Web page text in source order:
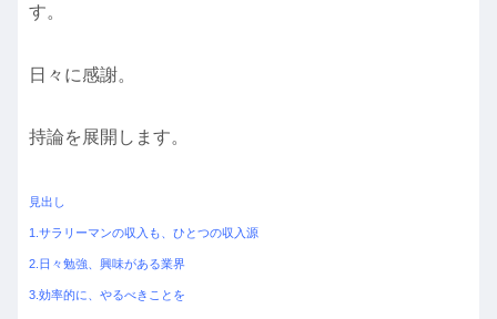
す。
日々に感謝。
持論を展開します。
見出し
1.サラリーマンの収入も、ひとつの収入源
2.日々勉強、興味がある業界
3.効率的に、やるべきことを